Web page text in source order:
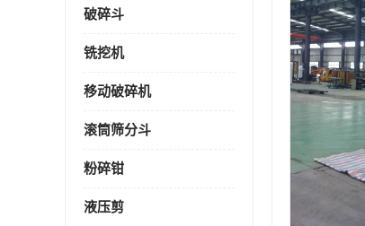
破碎斗
铣挖机
移动破碎机
滚筒筛分斗
粉碎钳
液压剪